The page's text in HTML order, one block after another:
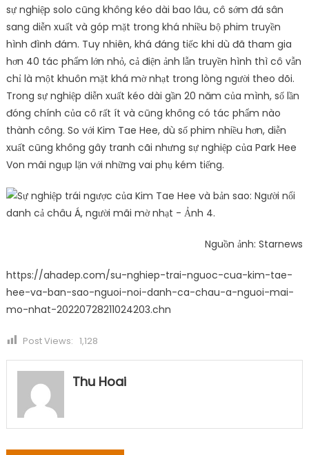
sự nghiệp solo cũng không kéo dài bao lâu, cô sớm đá sân
sang diễn xuất và góp mặt trong khá nhiều bộ phim truyền
hình đình đám. Tuy nhiên, khá đáng tiếc khi dù đã tham gia
hơn 40 tác phẩm lớn nhỏ, cả điện ảnh lẫn truyền hình thì cô vẫn
chỉ là một khuôn mặt khá mờ nhạt trong lòng người theo dõi.
Trong sự nghiệp diễn xuất kéo dài gần 20 năm của mình, số lần
đóng chính của cô rất ít và cũng không có tác phẩm nào
thành công. So với Kim Tae Hee, dù số phim nhiều hơn, diễn
xuất cũng không gây tranh cãi nhưng sự nghiệp của Park Hee
Von mãi ngụp lặn với những vai phụ kém tiếng.
Nguồn ảnh: Starnews
https://ahadep.com/su-nghiep-trai-nguoc-cua-kim-tae-
hee-va-ban-sao-nguoi-noi-danh-ca-chau-a-nguoi-mai-
mo-nhat-20220728211024203.chn
Post Views: 1,128
Thu Hoai